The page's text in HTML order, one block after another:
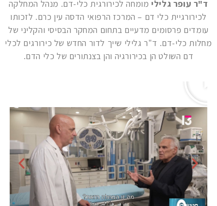
ד"ר עופר גלילי מומחה לכירורגית כלי-דם. מנהל המחלקה
לכירורגיית כלי דם – המרכז הרפואי הדסה עין כרם. לזכותו
עומדים פרסומים מדעיים בתחום המחקר הבסיסי והקליני של
מחלות כלי-דם. ד"ר גלילי שייך לדור החדש של כירורגים לכלי
דם השולט הן בכירורגיה והן בצנתורים של כלי הדם.